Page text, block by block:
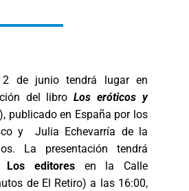
2 de junio tendrá lugar en
del libroLos eróticos y
publicado en España por los
y Julia Echevarría de la
La presentación tendrá
editoresen la Calle
de El Retiro) a las 16:00,